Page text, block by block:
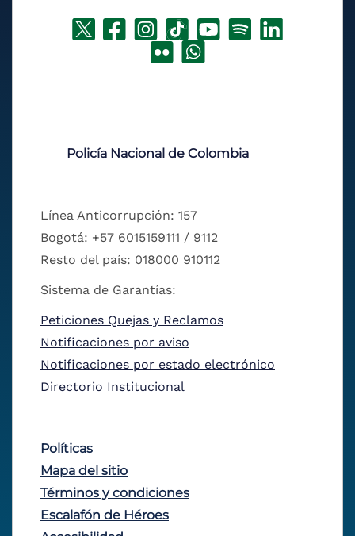
Policía Nacional de Colombia
Línea Anticorrupción: 157
Bogotá: +57 6015159111 / 9112
Resto del país: 018000 910112
Sistema de Garantías:
Peticiones Quejas y Reclamos
Notificaciones por aviso
Notificaciones por estado electrónico
Directorio Institucional
Políticas
Mapa del sitio
Términos y condiciones
Escalafón de Héroes